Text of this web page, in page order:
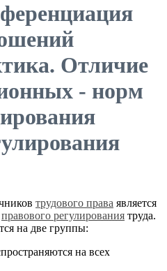
Отличие
- норм
трудового права является
правового регулирования труда.
на две группы:
на всех